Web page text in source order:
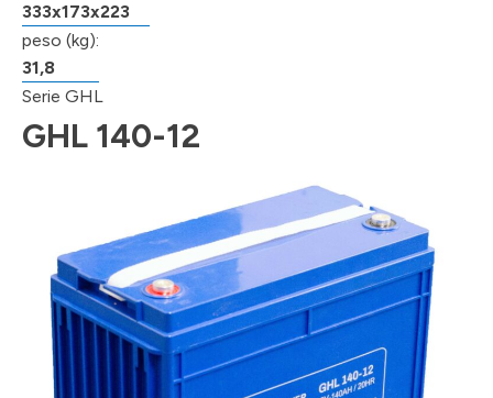
333x173x223
peso (kg):
31,8
Serie GHL
GHL 140-12